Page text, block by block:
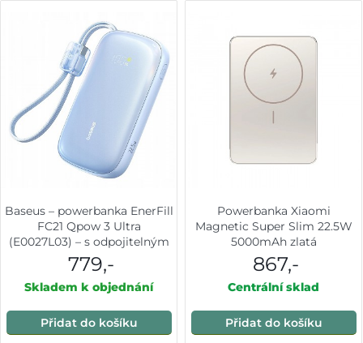
Baseus – powerbanka EnerFill
FC21 Qpow 3 Ultra
(E0027L03) – s odpojitelným
kabelem, 10000mAh, 22.5W,
USB, USB-C – Galaxy Blue
779,-
Skladem k objednání
Přidat do košíku
Powerbanka Xiaomi
Magnetic Super Slim 22.5W
5000mAh zlatá
867,-
Centrální sklad
Přidat do košíku